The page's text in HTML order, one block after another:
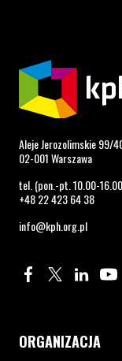
Aleje Jerozolimskie 99/
02-001 Warszawa
tel. (pon.-pt. 10.00-
+48 22 423 64 38
info@kph.org.pl
Profil naProfil na
ORGANIZACJA